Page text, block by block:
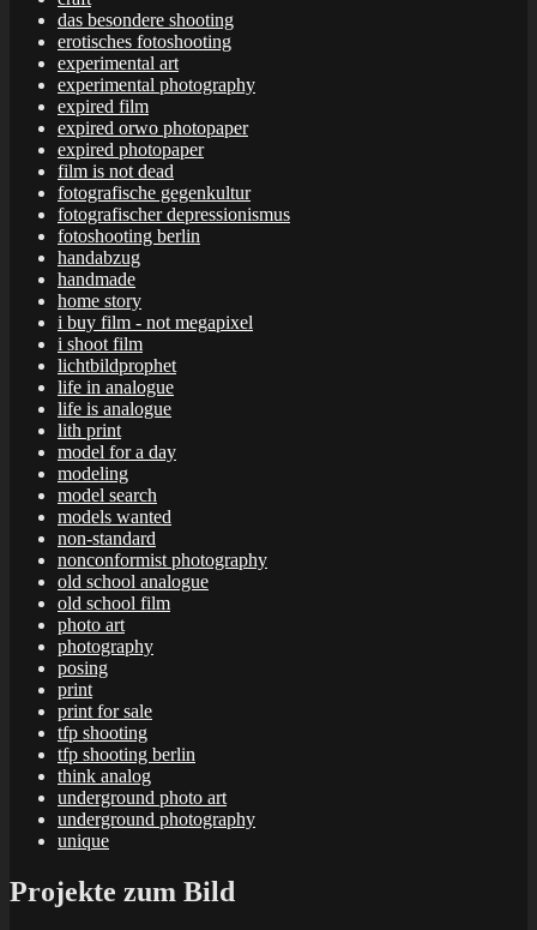
das besondere shooting
erotisches fotoshooting
experimental art
experimental photography
expired film
expired orwo photopaper
expired photopaper
film is not dead
fotografische gegenkultur
fotografischer depressionismus
fotoshooting berlin
handabzug
handmade
home story
i buy film - not megapixel
i shoot film
lichtbildprophet
life in analogue
life is analogue
lith print
model for a day
modeling
model search
models wanted
non-standard
nonconformist photography
old school analogue
old school film
photo art
photography
posing
print
print for sale
tfp shooting
tfp shooting berlin
think analog
underground photo art
underground photography
unique
Projekte zum Bild